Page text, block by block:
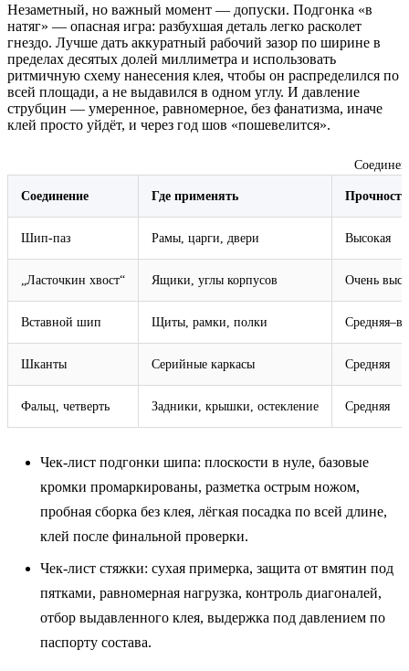
Незаметный, но важный момент — допуски. Подгонка «в
натяг» — опасная игра: разбухшая деталь легко расколет
гнездо. Лучше дать аккуратный рабочий зазор по ширине в
пределах десятых долей миллиметра и использовать
ритмичную схему нанесения клея, чтобы он распределился по
всей площади, а не выдавился в одном углу. И давление
струбцин — умеренное, равномерное, без фанатизма, иначе
клей просто уйдёт, и через год шов «пошевелится».
Соединение Где применять Прочность
Шип‑паз Рамы, царги, двери Высокая
„Ласточкин хвост“ Ящики, углы корпусов Очень
Вставной шип Щиты, рамки, полки
Шканты Серийные каркасы Средняя
Фальц, четверть Задники, крышки, остекление Средняя
Чек‑лист подгонки шипа: плоскости в нуле, базовые
кромки промаркированы, разметка острым ножом,
пробная сборка без клея, лёгкая посадка по всей длине,
клей после финальной проверки.
Чек‑лист стяжки: сухая примерка, защита от вмятин под
пятками, равномерная нагрузка, контроль диагоналей,
отбор выдавленного клея, выдержка под давлением по
паспорту состава.